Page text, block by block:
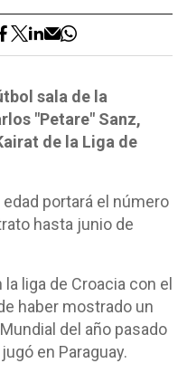
sala de la
"Petare" Sanz,
de la Liga de
portará el número
hasta junio de
liga de Croacia con el
haber mostrado un
del año pasado
en Paraguay.